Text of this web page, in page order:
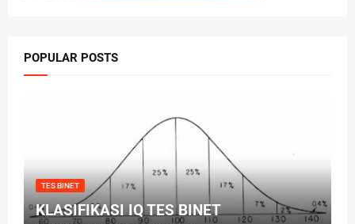
POPULAR POSTS
TES BINET
KLASIFIKASI IQ TES BINET